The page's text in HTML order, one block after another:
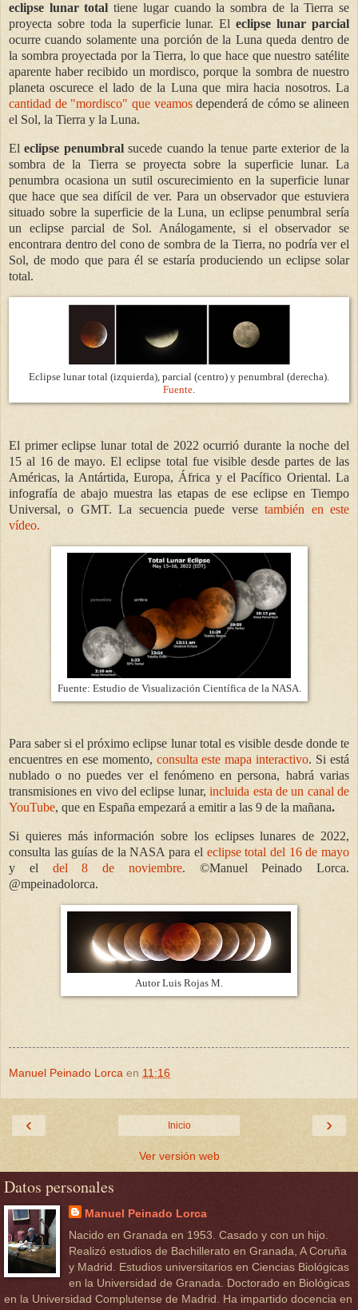
eclipse lunar totaltiene lugar cuando la sombra de la Tierra se
proyecta sobre toda la superficie lunar. Eleclipse lunar parcial
ocurre cuando solamente una porción de la Luna queda dentro de
la sombra proyectada por la Tierra, lo que hace que nuestro satélite
aparente haber recibido un mordisco, porque la sombra de nuestro
planeta oscurece el lado de la Luna que mira hacia nosotros. La
cantidad de "mordisco" que veamosdependerá de cómo se alineen
el Sol, la Tierra y la Luna.
Eleclipse penumbralsucede cuando la tenue parte exterior de la
sombra de la Tierra se proyecta sobre la superficie lunar. La
penumbra ocasiona un sutil oscurecimiento en la superficie lunar
que hace que sea difícil de ver. Para un observador que estuviera
situado sobre la superficie de la Luna, un eclipse penumbral sería
un eclipse parcial de Sol. Análogamente, si el observador se
encontrara dentro del cono de sombra de la Tierra, no podría ver el
Sol, de modo que para él se estaría produciendo un eclipse solar
total.
Eclipse lunar total (izquierda), parcial (centro) y penumbral (derecha).
Fuente.
El primer eclipse lunar total de 2022 ocurrió durante la noche del
15 al 16 de mayo. El eclipse total fue visible desde partes de las
Américas, la Antártida, Europa, África y el Pacífico Oriental. La
infografía de abajo muestra las etapas de ese eclipse en Tiempo
Universal, o GMT. La secuencia puede versetambién en este
vídeo.
Fuente: Estudio de Visualización Científica de la NASA.
Para saber si el próximo eclipse lunar total es visible desde donde te
encuentres en ese momento, consulta este mapa interactivo. Si está
nublado o no puedes ver el fenómeno en persona, habrá varias
transmisiones en vivo del eclipse lunar,incluida esta de un canal de
YouTube, que en España empezará a emitir a las 9 de la mañana.
Si quieres más información sobre los eclipses lunares de 2022,
consulta las guías de la NASA para el eclipse total del 16 de mayo
y el del 8 de noviembre. ©Manuel Peinado Lorca.
@mpeinadolorca.
Autor Luis Rojas M.
Manuel Peinado Lorca en 11:16
‹ ›
Inicio
Ver versión web
Datos personales
Manuel Peinado Lorca
Nacido en Granada en 1953. Casado y con un hijo.
Realizó estudios de Bachillerato en Granada, A Coruña
y Madrid. Estudios universitarios en Ciencias Biológicas
en la Universidad de Granada. Doctorado en Biológicas
en la Universidad Complutense de Madrid. Ha impartido docencia en